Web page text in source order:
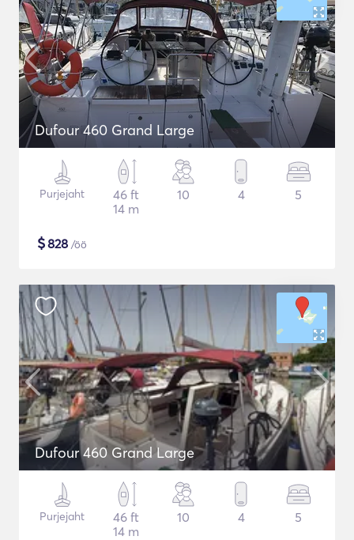
Dufour 460 Grand Large
Purjejaht
46 ft
14 m
10 4 5
$828 /öö
Dufour 460 Grand Large
Purjejaht
46 ft
14 m
10 4 5